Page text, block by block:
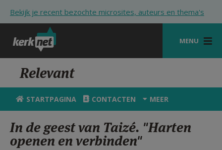
Bekijk je recent bezochte microsites, auteurs en thema's
MENU
STARTPAGINA
KERK
VIERINGEN
SHOP
Relevant
STARTPAGINA CONTACTEN MEER
In de geest van Taizé. "Harten
openen en verbinden"